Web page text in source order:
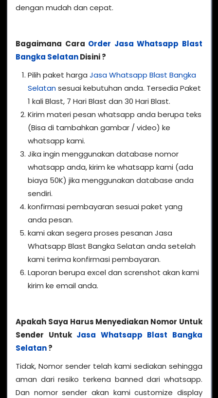
dengan mudah dan cepat.
Bagaimana Cara Order Jasa Whatsapp Blast
Bangka SelatanDisini ?
Pilih paket harga Jasa Whatsapp Blast Bangka
Selatansesuai kebutuhan anda. Tersedia Paket
1 kali Blast, 7 Hari Blast dan 30 Hari Blast.
Kirim materi pesan whatsapp anda berupa teks
(Bisa di tambahkan gambar / video) ke
whatsapp kami.
Jika ingin menggunakan database nomor
whatsapp anda, kirim ke whatsapp kami (ada
biaya 50K) jika menggunakan database anda
sendiri.
konfirmasi pembayaran sesuai paket yang
anda pesan.
kami akan segera proses pesanan Jasa
Whatsapp Blast Bangka Selatan anda setelah
kami terima konfirmasi pembayaran.
Laporan berupa excel dan screnshot akan kami
kirim ke email anda.
Apakah Saya Harus Menyediakan Nomor Untuk
Sender Untuk Jasa Whatsapp Blast Bangka
Selatan?
Tidak, Nomor sender telah kami sediakan sehingga
aman dari resiko terkena banned dari whatsapp.
Dan nomor sender akan kami customize display